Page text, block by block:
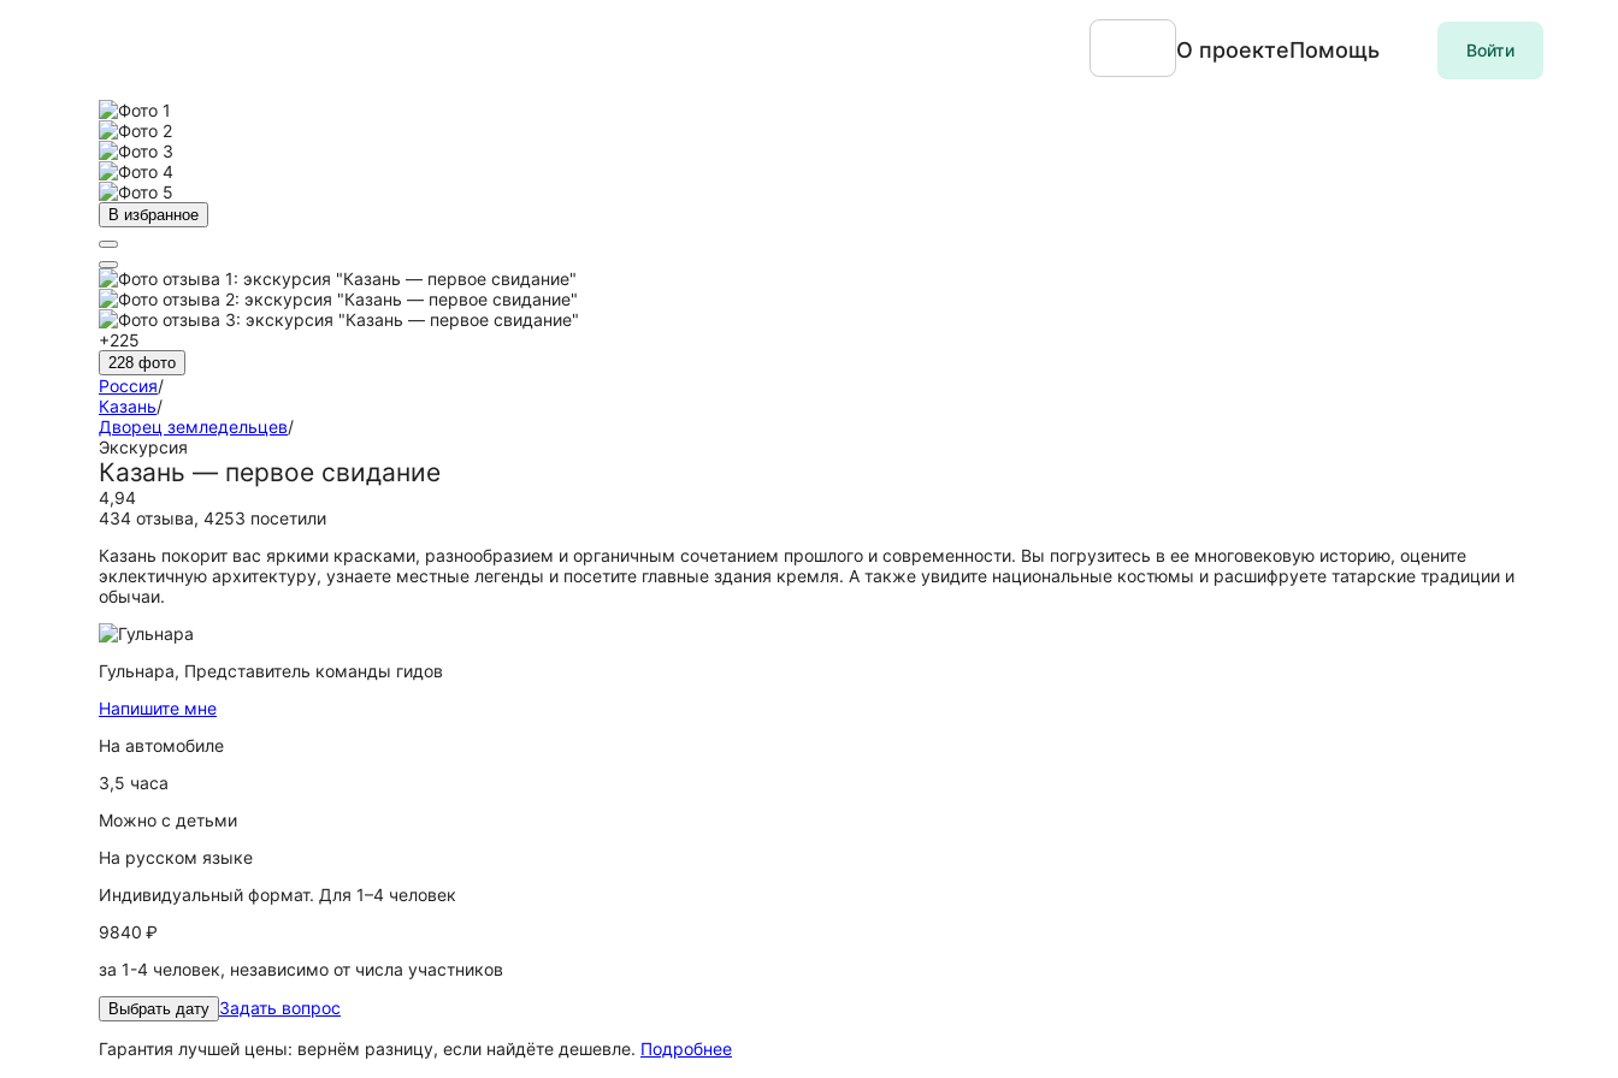
О проектеПомощь Войти
В избранное
+225
228 фото
Россия/
Казань/
Дворец земледельцев/
Экскурсия
Казань — первое свидание
4,94
434 отзыва, 4253 посетили
Казань покорит вас яркими красками, разнообразием и органичным сочетанием прошлого и современности. Вы погрузитесь в ее многовековую историю, оцените
эклектичную архитектуру, узнаете местные легенды и посетите главные здания кремля. А также увидите национальные костюмы и расшифруете татарские традиции и
обычаи.
Гульнара, Представитель команды гидов
Напишите мне
На автомобиле
3,5 часа
Можно с детьми
На русском языке
Индивидуальный формат. Для 1–4 человек
9840 ₽
за 1-4 человек, независимо от числа участников
Выбрать дату Задать вопрос
Гарантия лучшей цены: вернём разницу, если найдёте дешевле. Подробнее